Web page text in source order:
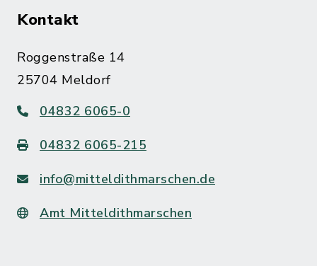
Kontakt
Roggenstraße 14
25704 Meldorf
04832 6065-0
04832 6065-215
info@mitteldithmarschen.de
Amt Mitteldithmarschen